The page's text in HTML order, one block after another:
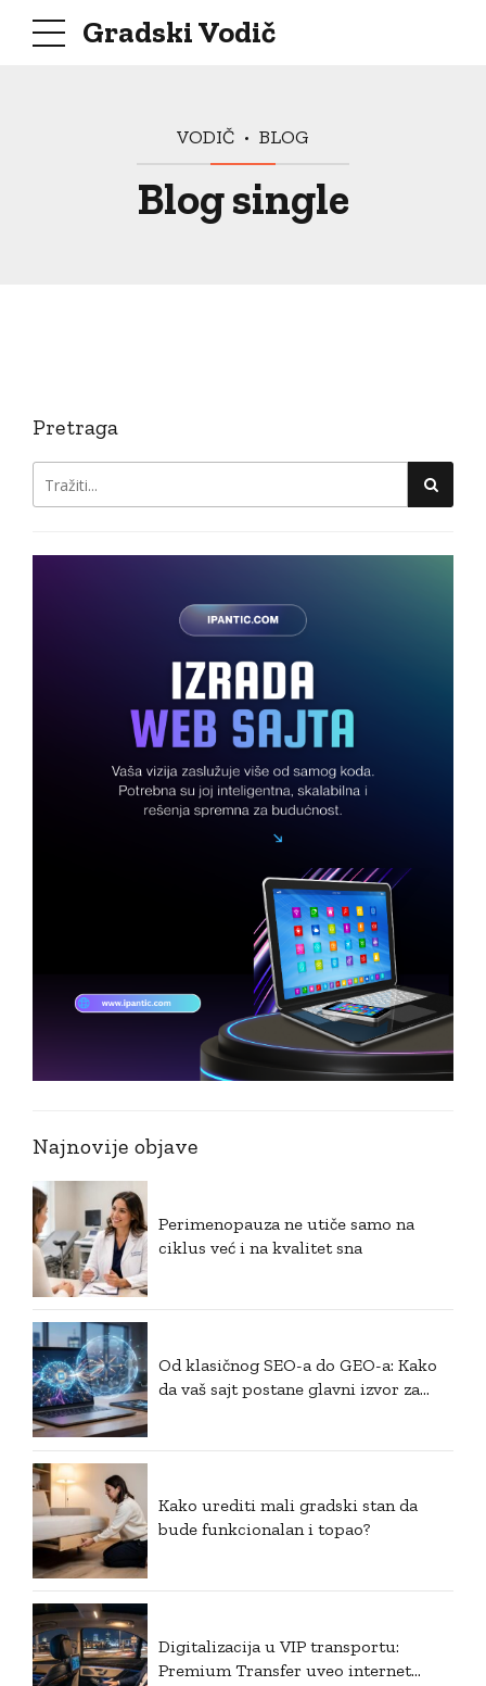
Gradski Vodič
VODIČ BLOG
Blog single
Pretraga
Najnovije objave
Perimenopauza ne utiče samo na
ciklus već i na kvalitet sna
Od klasičnog SEO-a do GEO-a: Kako
da vaš sajt postane glavni izvor za
Kako urediti mali gradski stan da
bude funkcionalan i topao?
Digitalizacija u VIP transportu:
Premium Transfer uveo internet